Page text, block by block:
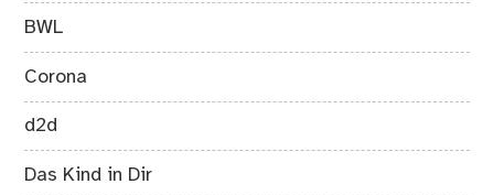
BWL
Corona
d2d
Das Kind in Dir